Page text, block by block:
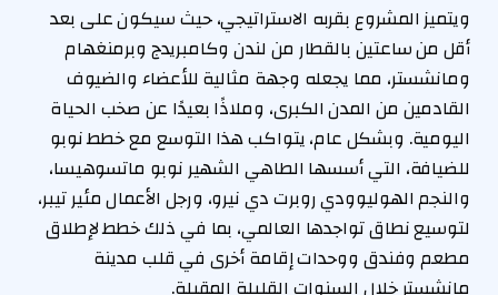
ويتميز المشروع بقربه الاستراتيجي، حيث سيكون على بعد
أقل من ساعتين بالقطار من لندن وكامبريدج وبرمنغهام
ومانشستر، مما يجعله وجهة مثالية للأعضاء والضيوف
القادمين من المدن الكبرى، وملاذًا بعيدًا عن صخب الحياة
اليومية. وبشكل عام، يتواكب هذا التوسع مع خطط نوبو
للضيافة، التي أسسها الطاهي الشهير نوبو ماتسوهيسا،
والنجم الهوليوودي روبرت دي نيرو، ورجل الأعمال مئير تيبر،
لتوسيع نطاق تواجدها العالمي، بما في ذلك خطط لإطلاق
مطعم وفندق ووحدات إقامة أخرى في قلب مدينة
مانشستر خلال السنوات القليلة المقبلة.